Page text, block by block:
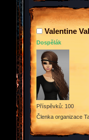
Valentine
Dospělák
Příspěvků: 100
Členka organizace